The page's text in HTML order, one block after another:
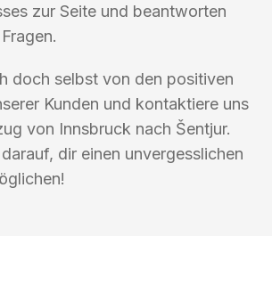
zur Seite und beantworten
doch selbst von den positiven
Kunden und kontaktiere uns
von Innsbruck nach Šentjur.
dir einen unvergesslichen